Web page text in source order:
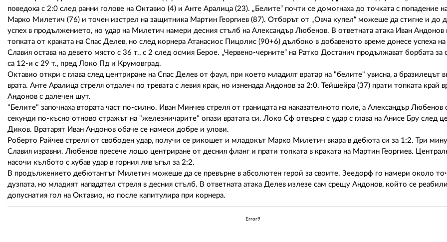
поведоха с 2:0 след ранни голове на Октавио (4) и Анте Аралица (23). „Белите“ почти се домогнаха до точката с попадение
Марко Милетич (76) и точен изстрел на защитника Мартин Георгиев (87). Отборът от „Овча купел“ можеше да стигне и до
успех в продължението, но удар на Милетич намери десния стълб на Александър Любенов. В ответната атака Иван Андонов
топката от краката на Спас Делев, но след корнера Атанасиос Пицолис (90+6) дълбоко в добавеното време донесе успеха
Славия остава на девето място с 36 т., с 2 след осмия Берое. „Червено-черните“ на Ратко Достанич продължават борбата за
са 12-и с 29 т., пред Локо Пд и Крумовград.
Октавио откри с глава след центриране на Спас Делев от фаул, при което младият вратар на "белите" увисна, а бразилецът
врата. Анте Аралица стреля отдалеч по тревата с левия крак, но изненада Андонов за 2:0. Тейшейра (37) прати топката край
Андонов с далечен шут.
"Белите" започнаха втората част по-силно. Иван Минчев стреля от границата на наказателното поле, а Александър Любенов
секунди по-късно отново стражът на "железничарите" опази вратата си. Локо Сф отвърна с удар с глава на Анисе Бру след
Диков. Вратарят Иван Андонов обаче се намеси добре и улови.
Роберто Райчев стреля от свободен удар, получи се рикошет и младокът Марко Милетич вкара в дебюта си за 1:2. Три
Славия изравни. Любенов пресече лошо центриране от десния фланг и прати топката в краката на Мартин Георгиев.
насочи кълбото с хубав удар в горния ляв ъгъл за 2:2.
В продължението дебютантът Милетич можеше да се превърне в абсолютен герой за своите. Зеедорф го намери около
дузпата, но младият нападател стреля в десния стълб. В ответната атака Делев излезе сам срещу Андонов, който се
допуснатия гол на Октавио, но после капитулира при корнера.
Error9